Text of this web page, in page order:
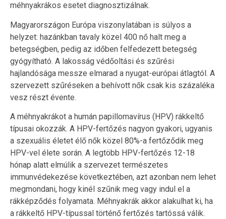
méhnyakrákos esetet diagnosztizálnak.
Magyarországon Európa viszonylatában is súlyos a
helyzet: hazánkban tavaly közel 400 nő halt meg a
betegségben, pedig az időben felfedezett betegség
gyógyítható. A lakosság védőoltási és szűrési
hajlandósága messze elmarad a nyugat-európai átlagtól. A
szervezett szűréseken a behívott nők csak kis százaléka
vesz részt évente.
A méhnyakrákot a humán papillomavírus (HPV) rákkeltő
típusai okozzák. A HPV-fertőzés nagyon gyakori, ugyanis
a szexuális életet élő nők közel 80%-a fertőződik meg
HPV-vel élete során. A legtöbb HPV-fertőzés 12-18
hónap alatt elmúlik a szervezet természetes
immunvédekezése következtében, azt azonban nem lehet
megmondani, hogy kinél szűnik meg vagy indul el a
rákképződés folyamata. Méhnyakrák akkor alakulhat ki, ha
a rákkeltő HPV-típussal történő fertőzés tartóssá válik.